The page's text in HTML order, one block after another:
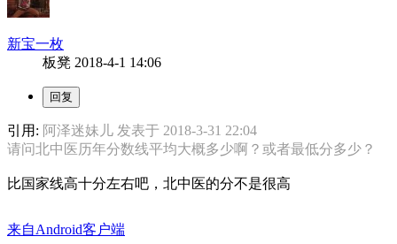
新宝一枚
板凳 2018-4-1 14:06
引用: 阿泽迷妹儿 发表于 2018-3-31 22:04
请问北中医历年分数线平均大概多少啊？或者最低分多少？
比国家线高十分左右吧，北中医的分不是很高
来自Android客户端